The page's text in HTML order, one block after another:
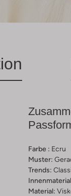
Farbe : Ecru
Muster:
Trends:
Material: